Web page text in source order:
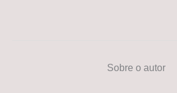
Sobre o autor